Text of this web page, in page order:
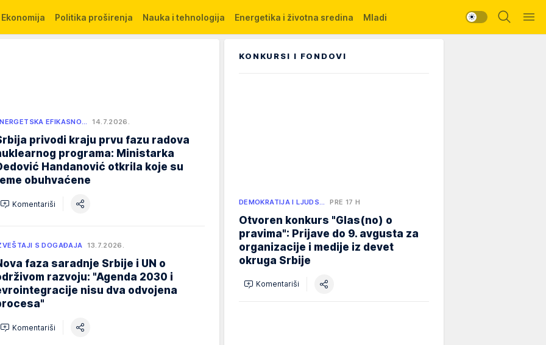
Ekonomija Politika proširenja Nauka i tehnologija Energetika i životna sredina Mladi
EFIKASNO… 14.7.2026.
privodi kraju prvu fazu radova
programa: Ministarka
Handanović otkrila koje su
obuhvaćene
Komentariši
S DOGAĐAJA 13.7.2026.
faza saradnje Srbije i UN o
razvoju: "Agenda 2030 i
nisu dva odvojena
Komentariši
KONKURSI I FONDOVI
DEMOKRATIJA I LJUDS… PRE 17 H
Otvoren konkurs "Glas(no) o
pravima": Prijave do 9. avgusta za
organizacije i medije iz devet
okruga Srbije
Komentariši